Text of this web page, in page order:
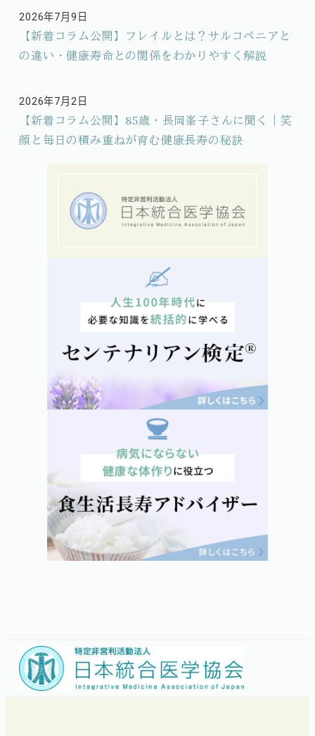
【新着コラム公開】フレイルとは？サルコペニアと
の違い・健康寿命との関係をわかりやすく解説
投稿日
2026年7月9日
【新着コラム公開】85歳・長岡峯子さんに聞く｜笑
顔と毎日の積み重ねが育む健康長寿の秘訣
投稿日
2026年7月2日